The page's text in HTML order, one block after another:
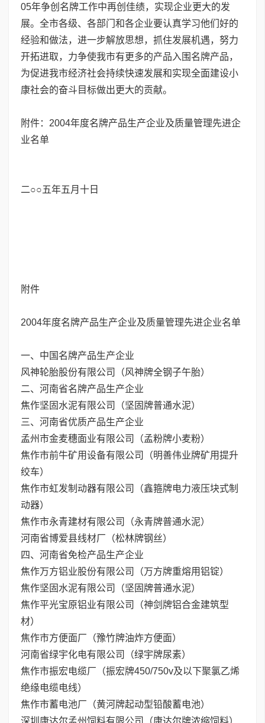
05年争创名牌工作中再创佳绩，实现企业更大的发
展。全市各级、各部门和各企业要认真学习他们好的
经验和做法，进一步解放思想，抓住发展机遇，努力
开拓进取，力争使我市有更多的产品入围名牌产品，
为促进我市经济社会持续快速发展和实现全面建设小
康社会的奋斗目标做出更大的贡献。
附件：2004年度名牌产品生产企业及质量管理先进企
业名单
二○○五年五月十日
附件
2004年度名牌产品生产企业及质量管理先进企业名单
一、中国名牌产品生产企业
风神轮胎股份有限公司（风神牌全钢子午胎）
二、河南省名牌产品生产企业
焦作坚固水泥有限公司（坚固牌普通水泥）
三、河南省优质产品生产企业
孟州市金麦穗面业有限公司（孟粉牌小麦粉）
焦作市前牛矿用设备有限公司（明善伟业牌矿用提升
绞车）
焦作市虹发制动器有限公司（鑫箍牌电力液压块式制
动器）
焦作市永青建材有限公司（永青牌普通水泥）
河南省博爱县线材厂（松林牌钢丝）
四、河南省免检产品生产企业
焦作万方铝业股份有限公司（万方牌重熔用铝锭）
焦作坚固水泥有限公司（坚固牌普通水泥）
焦作平光宝原铝业有限公司（神剑牌铝合金建筑型
材）
焦作市方便面厂（豫竹牌油炸方便面）
河南省绿宇化电有限公司（绿宇牌尿素）
焦作市振宏电缆厂（振宏牌450/750v及以下聚氯乙烯
绝缘电缆电线）
焦作市蓄电池厂（黄河牌起动型铅酸蓄电池）